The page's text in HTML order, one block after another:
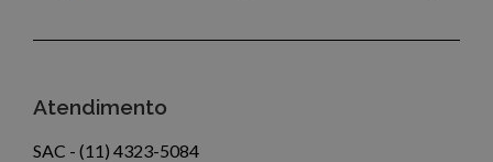
Atendimento
SAC - (11) 4323-5084